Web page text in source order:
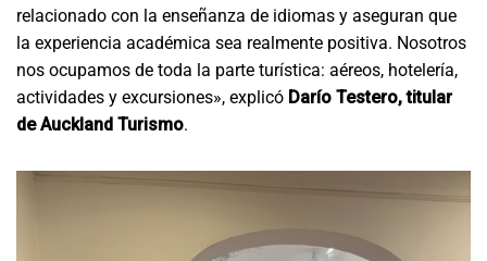
relacionado con la enseñanza de idiomas y aseguran que
la experiencia académica sea realmente positiva. Nosotros
nos ocupamos de toda la parte turística: aéreos, hotelería,
actividades y excursiones», explicó Darío Testero, titular
de Auckland Turismo.